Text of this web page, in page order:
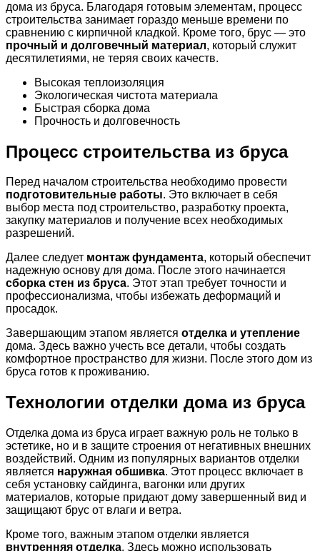
дома из бруса. Благодаря готовым элементам, процесс
строительства занимает гораздо меньше времени по
сравнению с кирпичной кладкой. Кроме того, брус — это
прочный и долговечный материал, который служит
десятилетиями, не теряя своих качеств.
Высокая теплоизоляция
Экологическая чистота материала
Быстрая сборка дома
Прочность и долговечность
Процесс строительства из бруса
Перед началом строительства необходимо провести
подготовительные работы. Это включает в себя
выбор места под строительство, разработку проекта,
закупку материалов и получение всех необходимых
разрешений.
Далее следует монтаж фундамента, который обеспечит
надежную основу для дома. После этого начинается
сборка стен из бруса. Этот этап требует точности и
профессионализма, чтобы избежать деформаций и
просадок.
Завершающим этапом является отделка и утепление
дома. Здесь важно учесть все детали, чтобы создать
комфортное пространство для жизни. После этого дом из
бруса готов к проживанию.
Технологии отделки дома из бруса
Отделка дома из бруса играет важную роль не только в
эстетике, но и в защите строения от негативных внешних
воздействий. Одним из популярных вариантов отделки
является наружная обшивка. Этот процесс включает в
себя установку сайдинга, вагонки или других
материалов, которые придают дому завершенный вид и
защищают брус от влаги и ветра.
Кроме того, важным этапом отделки является
внутренняя отделка. Здесь можно использовать